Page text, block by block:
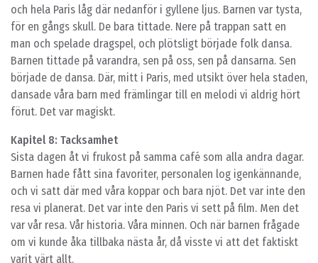
och hela Paris låg där nedanför i gyllene ljus. Barnen var tysta,
för en gångs skull. De bara tittade. Nere på trappan satt en
man och spelade dragspel, och plötsligt började folk dansa.
Barnen tittade på varandra, sen på oss, sen på dansarna. Sen
började de dansa. Där, mitt i Paris, med utsikt över hela staden,
dansade våra barn med främlingar till en melodi vi aldrig hört
förut. Det var magiskt.
Kapitel 8: Tacksamhet
Sista dagen åt vi frukost på samma café som alla andra dagar.
Barnen hade fått sina favoriter, personalen log igenkännande,
och vi satt där med våra koppar och bara njöt. Det var inte den
resa vi planerat. Det var inte den Paris vi sett på film. Men det
var vår resa. Vår historia. Våra minnen. Och när barnen frågade
om vi kunde åka tillbaka nästa år, då visste vi att det faktiskt
varit värt allt.